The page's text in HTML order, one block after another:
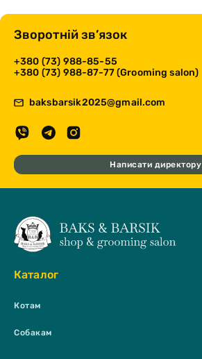
Зворотній зв’язок
+380 (73) 988-85-55
+380 (73) 988-87-77 (Grooming salon)
baksbarsik2025@gmail.com
Написати директору
Каталог
Котам
Собакам